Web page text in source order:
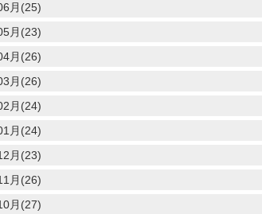
月(25)
月(23)
月(26)
月(26)
月(24)
月(24)
月(23)
月(26)
月(27)